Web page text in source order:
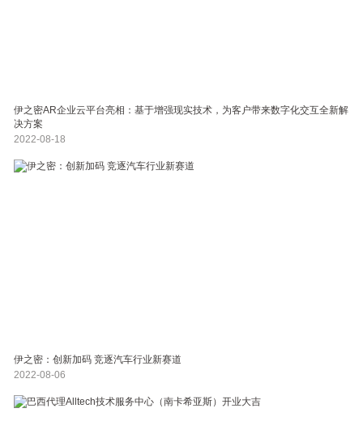
伊之密AR企业云平台亮相：基于增强现实技术，为客户带来数字化交互全新解
决方案
2022-08-18
伊之密：创新加码 竞逐汽车行业新赛道
2022-08-06